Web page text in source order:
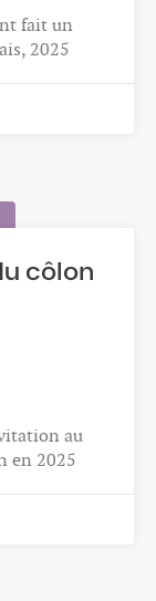
fait un
2025
côlon
au
en 2025